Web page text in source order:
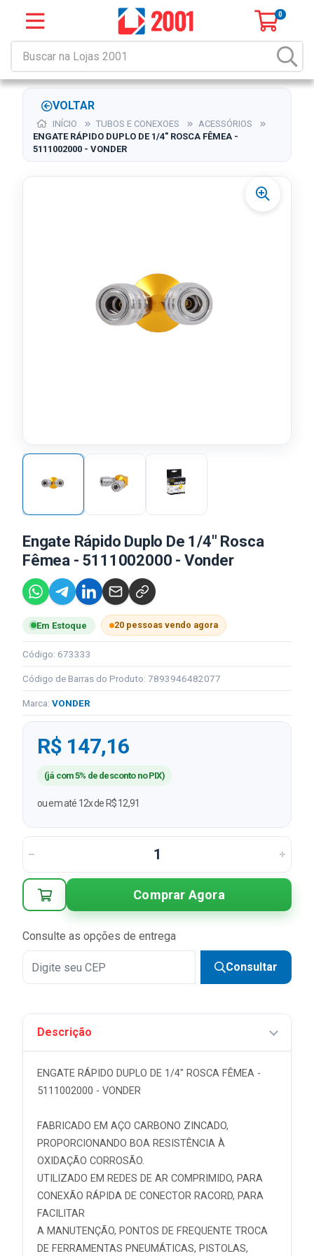
0
VOLTAR
INÍCIO TUBOS E CONEXOES
ACESSÓRIOS
ENGATE RÁPIDO DUPLO DE 1/4" ROSCA FÊMEA -
5111002000 - VONDER
Engate Rápido Duplo De 1/4" Rosca
Fêmea - 5111002000 - Vonder
Em Estoque 20 pessoas vendo agora
Código: 673333
Código de Barras do Produto: 7893946482077
Marca: VONDER
R$ 147,16
(já com 5% de desconto no PIX)
ou em até 12x de R$ 12,91
Comprar Agora
Consulte as opções de entrega
Consultar
Descrição
ENGATE RÁPIDO DUPLO DE 1/4" ROSCA FÊMEA -
5111002000 - VONDER
FABRICADO EM AÇO CARBONO ZINCADO,
PROPORCIONANDO BOA RESISTÊNCIA À
OXIDAÇÃO CORROSÃO.
UTILIZADO EM REDES DE AR COMPRIMIDO, PARA
CONEXÃO RÁPIDA DE CONECTOR RACORD, PARA
FACILITAR
A MANUTENÇÃO, PONTOS DE FREQUENTE TROCA
DE FERRAMENTAS PNEUMÁTICAS, PISTOLAS,